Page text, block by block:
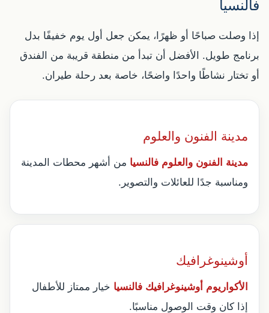
فالنسيا
إذا وصلت صباحًا أو ظهرًا، يمكن جعل أول يوم خفيفًا بدل
برنامج طويل. الأفضل أن تبدأ من منطقة قريبة من الفندق
أو تختار نشاطًا واحدًا واضحًا، خاصة بعد رحلة طيران.
مدينة الفنون والعلوم
مدينة الفنون والعلوم فالنسيا من أشهر محطات المدينة
ومناسبة جدًا للعائلات والتصوير.
أوشينوغرافيك
الأكواريوم أوشينوغرافيك فالنسيا خيار ممتاز للأطفال
إذا كان وقت الوصول مناسبًا.